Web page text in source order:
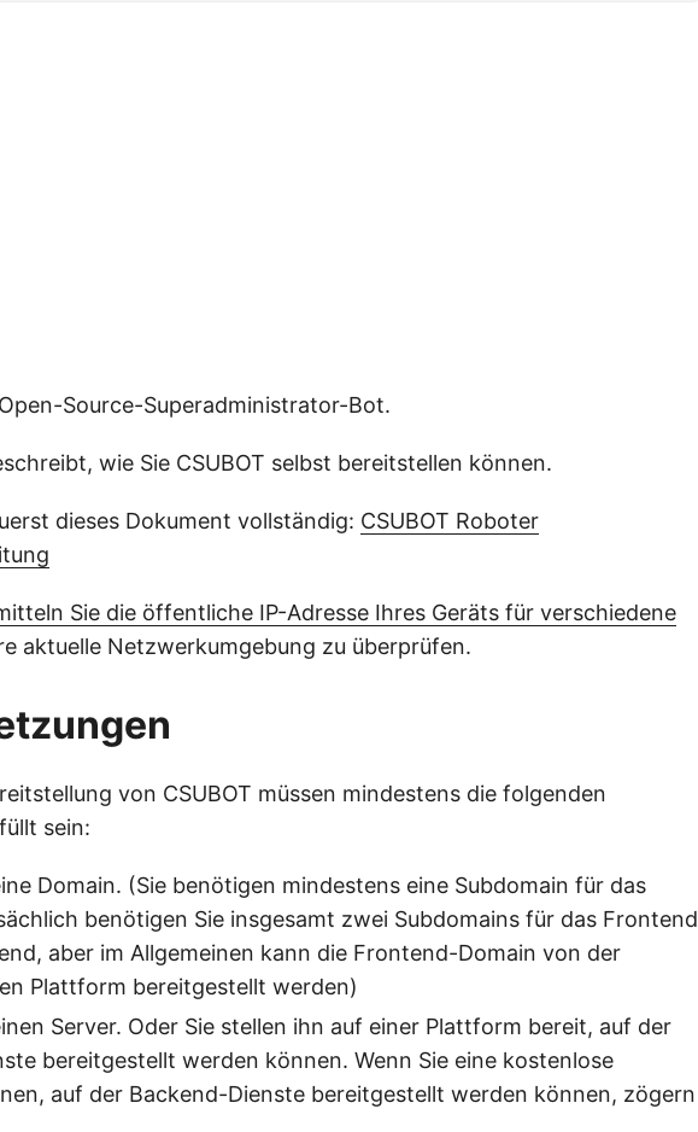
Source-Superadministrator-Bot.
wie Sie CSUBOT selbst bereitstellen können.
dieses Dokument vollständig: CSUBOT Roboter
Sie die öffentliche IP-Adresse Ihres Geräts für verschiedene
aktuelle Netzwerkumgebung zu überprüfen.
von CSUBOT müssen mindestens die folgenden
sein:
Domain. (Sie benötigen mindestens eine Subdomain für das
benötigen Sie insgesamt zwei Subdomains für das Frontend
aber im Allgemeinen kann die Frontend-Domain von der
Plattform bereitgestellt werden)
Server. Oder Sie stellen ihn auf einer Plattform bereit, auf der
bereitgestellt werden können. Wenn Sie eine kostenlose
auf der Backend-Dienste bereitgestellt werden können, zögern